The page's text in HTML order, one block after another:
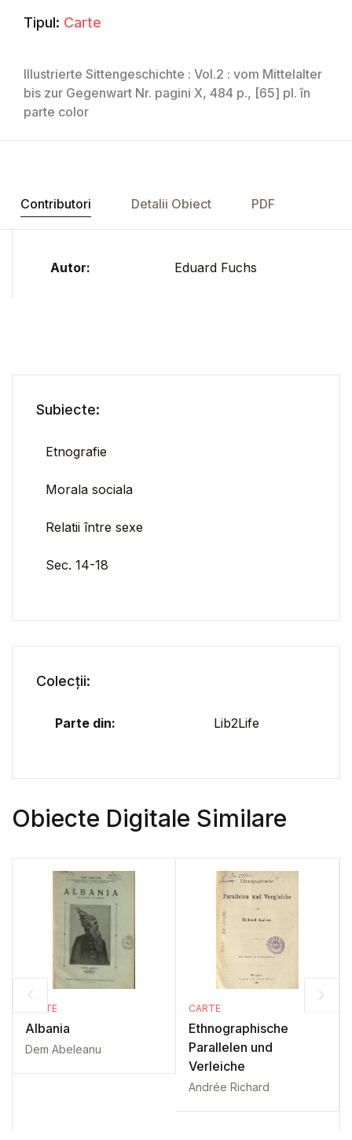
Tipul: Carte
Illustrierte Sittengeschichte : Vol.2 : vom Mittelalter
bis zur Gegenwart Nr. pagini X, 484 p., [65] pl. în
parte color
Contributori Detalii Obiect PDF
Autor: Eduard Fuchs
Subiecte:
Etnografie
Morala sociala
Relatii între sexe
Sec. 14-18
Colecții:
Parte din: Lib2Life
Obiecte Digitale Similare
CARTE
Albania
Dem Abeleanu
CARTE
Ethnographische
Parallelen und
Verleiche
Andrée Richard